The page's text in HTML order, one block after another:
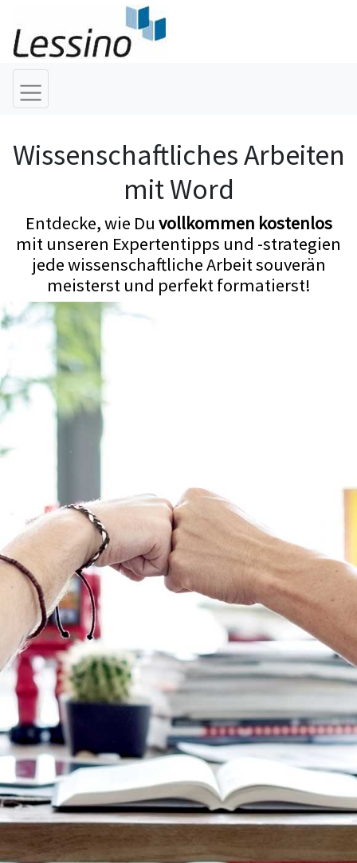
Wissenschaftliches Arbeiten
mit Word
Entdecke, wie Du vollkommen kostenlos
mit unseren Expertentipps und -strategien
jede wissenschaftliche Arbeit souverän
meisterst und perfekt formatierst!